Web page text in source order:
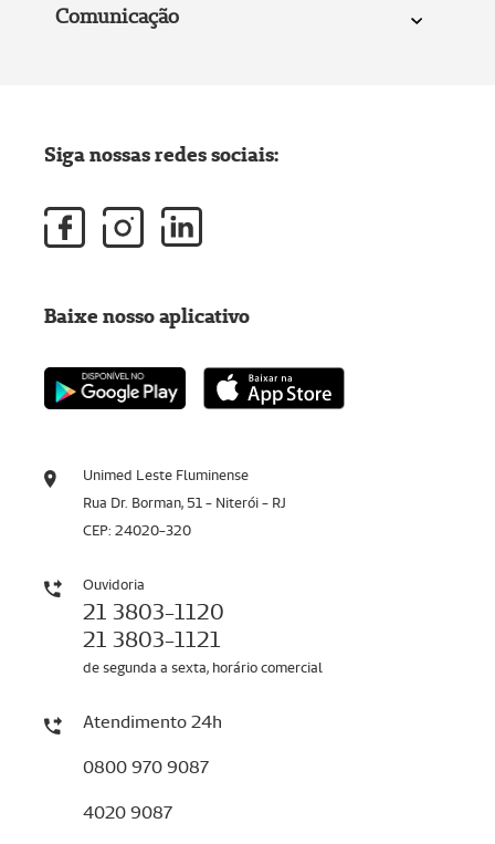
Comunicação
Unimed Leste Fluminense
Rua Dr. Borman, 51 - Niterói - RJ
CEP: 24020-320
Ouvidoria
21 3803-1120
21 3803-1121
de segunda a sexta, horário comercial
Atendimento 24h
0800 970 9087
4020 9087
Siga nossas redes sociais:
Baixe nosso aplicativo